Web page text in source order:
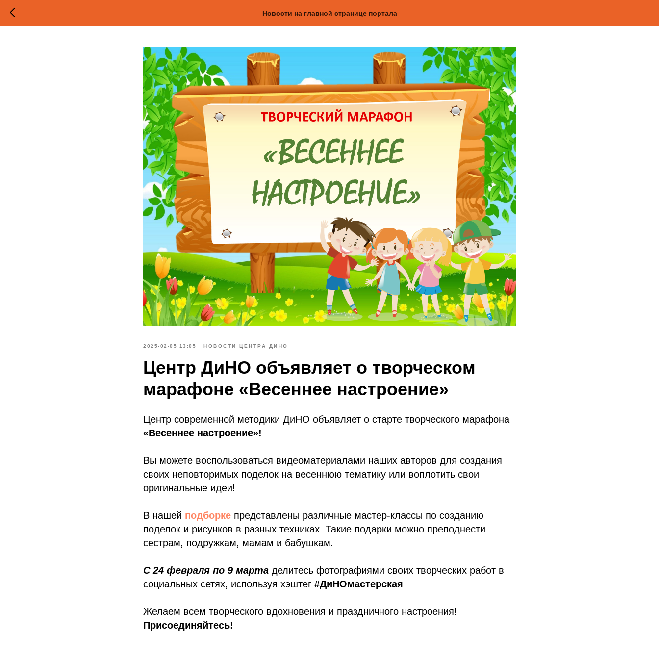
Новости на главной странице портала
2025-02-05 13:05 НОВОСТИ ЦЕНТРА ДИНО
Центр ДиНО объявляет о творческом
марафоне «Весеннее настроение»
Центр современной методики ДиНО объявляет о старте творческого марафона
«Весеннее настроение»!
Вы можете воспользоваться видеоматериалами наших авторов для создания
своих неповторимых поделок на весеннюю тематику или воплотить свои
оригинальные идеи!
В нашей подборке представлены различные мастер-классы по созданию
поделок и рисунков в разных техниках. Такие подарки можно преподнести
сестрам, подружкам, мамам и бабушкам.
С 24 февраля по 9 марта делитесь фотографиями своих творческих работ в
социальных сетях, используя хэштег #ДиНОмастерская
Желаем всем творческого вдохновения и праздничного настроения!
Присоединяйтесь!